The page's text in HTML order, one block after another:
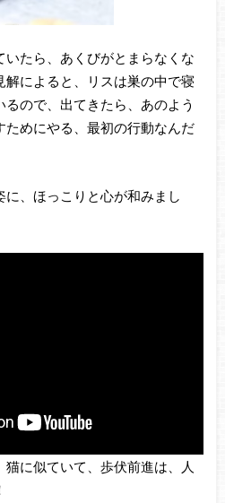
いたら、あくびがとまらなくな
解によると、リスは巣の中で寝
ので、出てきたら、あのよう
ためにやる、最初の行動なんだ
、ほっこりと心が和みまし
に似ていて、歩伏前進は、人